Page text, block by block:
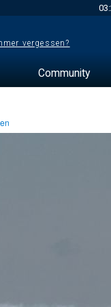
vergessen?
Community